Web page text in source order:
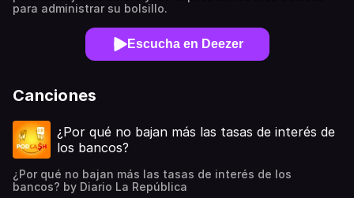
para administrar su bolsillo.
Escucha en Deezer
Canciones
¿Por qué no bajan más las tasas de interés de
los bancos?
¿Por qué no bajan más las tasas de interés de los
bancos? by Diario La República